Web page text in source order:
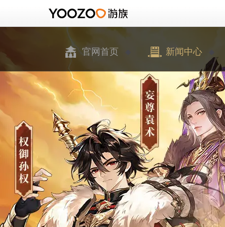
官网首页 新闻中心